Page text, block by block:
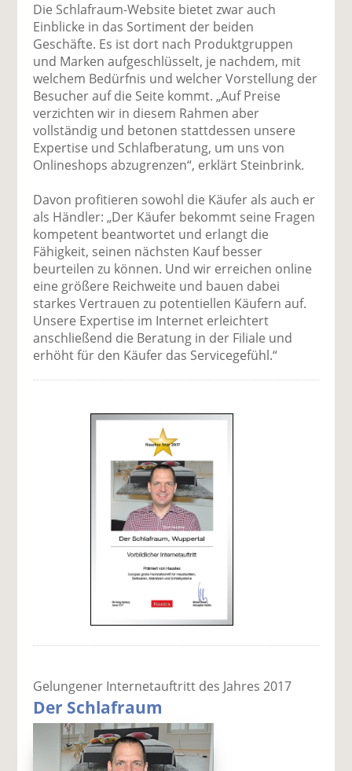
Die Schlafraum-Website bietet zwar auch
Einblicke in das Sortiment der beiden
Geschäfte. Es ist dort nach Produktgruppen
und Marken aufgeschlüsselt, je nachdem, mit
welchem Bedürfnis und welcher Vorstellung der
Besucher auf die Seite kommt. „Auf Preise
verzichten wir in diesem Rahmen aber
vollständig und betonen stattdessen unsere
Expertise und Schlafberatung, um uns von
Onlineshops abzugrenzen“, erklärt Steinbrink.
Davon profitieren sowohl die Käufer als auch er
als Händler: „Der Käufer bekommt seine Fragen
kompetent beantwortet und erlangt die
Fähigkeit, seinen nächsten Kauf besser
beurteilen zu können. Und wir erreichen online
eine größere Reichweite und bauen dabei
starkes Vertrauen zu potentiellen Käufern auf.
Unsere Expertise im Internet erleichtert
anschließend die Beratung in der Filiale und
erhöht für den Käufer das Servicegefühl.“
Gelungener Internetauftritt des Jahres 2017
Der Schlafraum